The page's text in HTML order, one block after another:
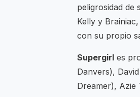
peligrosidad de
Kelly y
con su propio
Supergirl es
Danvers),
Dreamer), Azie